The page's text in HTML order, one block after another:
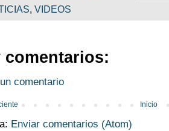
, VIDEOS
comentarios:
comentario
Inicio
Enviar comentarios (Atom)